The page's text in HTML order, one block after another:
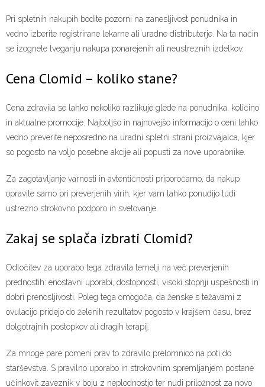
Pri spletnih nakupih bodite pozorni na zanesljivost ponudnika in
vedno izberite registrirane lekarne ali uradne distributerje. Na ta način
se izognete tveganju nakupa ponarejenih ali neustreznih izdelkov.
Cena Clomid – koliko stane?
Cena zdravila se lahko nekoliko razlikuje glede na ponudnika, količino
in aktualne promocije. Najboljšo in najnovejšo informacijo o ceni lahko
vedno preverite neposredno na uradni spletni strani proizvajalca, kjer
so pogosto na voljo posebne akcije ali popusti za nove uporabnike.
Za zagotavljanje varnosti in avtentičnosti priporočamo, da nakup
opravite samo pri preverjenih virih, kjer vam lahko ponudijo tudi
ustrezno strokovno podporo in svetovanje.
Zakaj se splača izbrati Clomid?
Odločitev za uporabo tega zdravila temelji na več preverjenih
prednostih: enostavni uporabi, dostopnosti, visoki stopnji uspešnosti in
dobri prenosljivosti. Poleg tega omogoča, da ženske s težavami z
ovulacijo pridejo do želenih rezultatov pogosto v krajšem času, brez
dolgotrajnih postopkov ali dragih terapij.
Za mnoge pare pomeni prav to zdravilo prelomnico na poti do
starševstva. S pravilno uporabo in strokovnim spremljanjem postane
učinkovit zaveznik v boju z neplodnostjo ter nudi priložnost za novo